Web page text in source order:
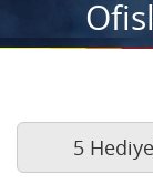
5